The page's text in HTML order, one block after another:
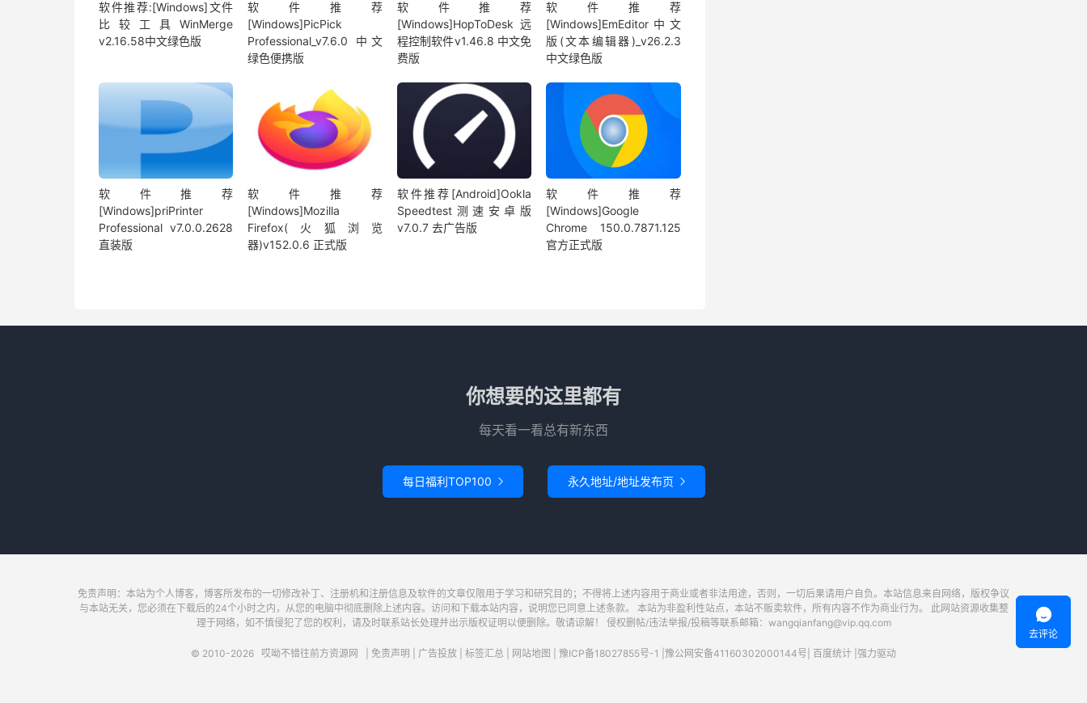
软件推荐:[Windows]文件
比较工具WinMerge
v2.16.58中文绿色版
软件推荐
[Windows]PicPick
Professional_v7.6.0 中文
绿色便携版
软件推荐
[Windows]HopToDesk远
程控制软件v1.46.8 中文免
费版
软件推荐
[Windows]EmEditor中文
版(文本编辑器)_v26.2.3
中文绿色版
软件推荐
[Windows]priPrinter
Professional v7.0.0.2628
直装版
软件推荐
[Windows]Mozilla
Firefox(火狐浏览
器)v152.0.6 正式版
软件推荐[Android]Ookla
Speedtest测速安卓版
v7.0.7 去广告版
软件推荐
[Windows]Google
Chrome 150.0.7871.125
官方正式版
你想要的这里都有
每天看一看总有新东西
每日福利TOP100  永久地址/地址发布页 
免责声明：本站为个人博客，博客所发布的一切修改补丁、注册机和注册信息及软件的文章仅限用于学习和研究目的；不得将上述内容用于商业或者非法用途，否则，一切后果请用户自负。本站信息来自网络，版权争议
与本站无关，您必须在下载后的24个小时之内，从您的电脑中彻底删除上述内容。访问和下载本站内容，说明您已同意上述条款。 本站为非盈利性站点，本站不贩卖软件，所有内容不作为商业行为。 此网站资源收集整
理于网络，如不慎侵犯了您的权利，请及时联系站长处理并出示版权证明以便删除。敬请谅解！ 侵权删帖/违法举报/投稿等联系邮箱：wangqianfang@vip.qq.com
© 2010-2026 哎呦不错往前方资源网 免责声明 广告投放 标签汇总 网站地图 豫ICP备18027855号-1 豫公网安备41160302000144号 百度统计 强力驱动

去评论